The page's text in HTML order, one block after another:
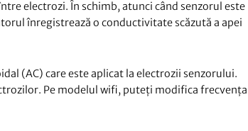
electrozi. În schimb, atunci când senzorul este
înregistrează o conductivitate scăzută a apei
(AC) care este aplicat la electrozii senzorului.
Pe modelul wifi, puteți modifica frecvența